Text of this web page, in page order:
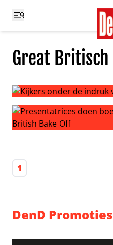
Great Britisch
Kijkers onder de indruk
1
DenD Promoties